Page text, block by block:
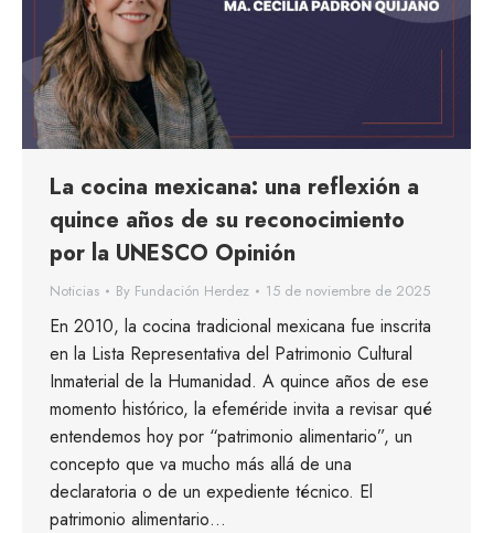
La cocina mexicana: una reflexión a
quince años de su reconocimiento
por la UNESCO Opinión
Noticias By Fundación Herdez 15 de noviembre de 2025
En 2010, la cocina tradicional mexicana fue inscrita
en la Lista Representativa del Patrimonio Cultural
Inmaterial de la Humanidad. A quince años de ese
momento histórico, la efeméride invita a revisar qué
entendemos hoy por “patrimonio alimentario”, un
concepto que va mucho más allá de una
declaratoria o de un expediente técnico. El
patrimonio alimentario…